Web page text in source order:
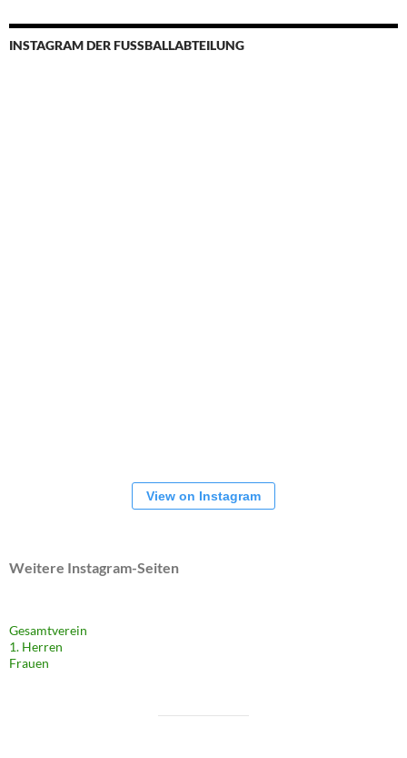
INSTAGRAM DER FUSSBALLABTEILUNG
View on Instagram
Weitere Instagram-Seiten
Gesamtverein
1. Herren
Frauen